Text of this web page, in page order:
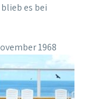
es bei
1968